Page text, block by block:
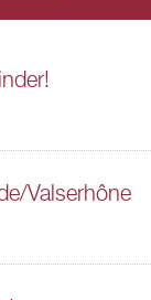
Valserhône